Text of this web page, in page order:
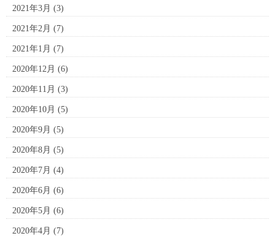
2021年3月 (3)
2021年2月 (7)
2021年1月 (7)
2020年12月 (6)
2020年11月 (3)
2020年10月 (5)
2020年9月 (5)
2020年8月 (5)
2020年7月 (4)
2020年6月 (6)
2020年5月 (6)
2020年4月 (7)